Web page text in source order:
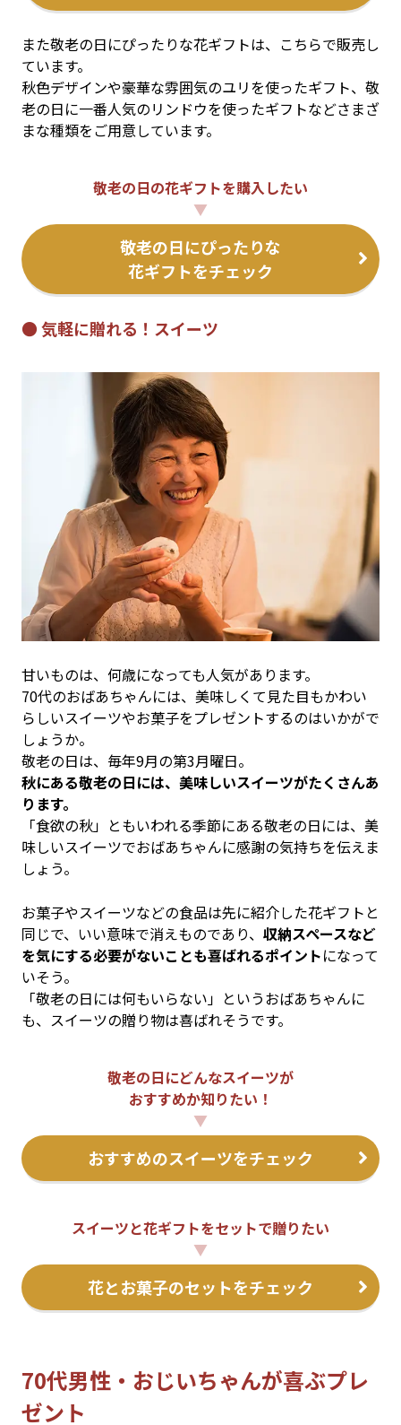
また敬老の日にぴったりな花ギフトは、こちらで販売し
ています。
秋色デザインや豪華な雰囲気のユリを使ったギフト、敬
老の日に一番人気のリンドウを使ったギフトなどさまざ
まな種類をご用意しています。
敬老の日の花ギフトを購入したい
▼
敬老の日にぴったりな
花ギフトをチェック
● 気軽に贈れる！スイーツ
甘いものは、何歳になっても人気があります。
70代のおばあちゃんには、美味しくて見た目もかわい
らしいスイーツやお菓子をプレゼントするのはいかがで
しょうか。
敬老の日は、毎年9月の第3月曜日。
秋にある敬老の日には、美味しいスイーツがたくさんあ
ります。
「食欲の秋」ともいわれる季節にある敬老の日には、美
味しいスイーツでおばあちゃんに感謝の気持ちを伝えま
しょう。
お菓子やスイーツなどの食品は先に紹介した花ギフトと
同じで、いい意味で消えものであり、 収納スペースなど
を気にする必要がないことも喜ばれるポイントになって
いそう。
「敬老の日には何もいらない」というおばあちゃんに
も、スイーツの贈り物は喜ばれそうです。
敬老の日にどんなスイーツが
おすすめか知りたい！
▼
おすすめのスイーツをチェック
スイーツと花ギフトをセットで贈りたい
▼
花とお菓子のセットをチェック
70代男性・おじいちゃんが喜ぶプレ
ゼント